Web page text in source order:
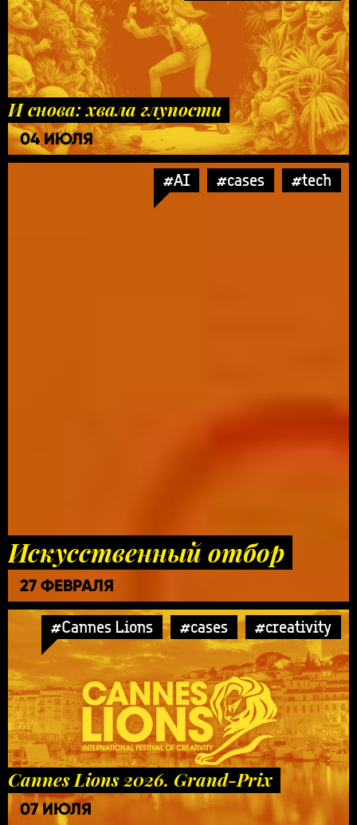
И снова: хвала глупости
04 ИЮЛЯ
#AI #cases #tech
Искусственный отбор
27 ФЕВРАЛЯ
#Cannes Lions #cases #creativity
Cannes Lions 2026. Grand-Prix
07 ИЮЛЯ